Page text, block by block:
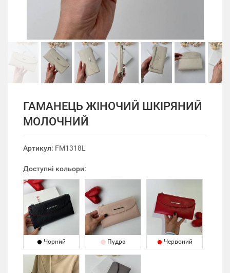
ГАМАНЕЦЬ ЖІНОЧИЙ ШКІРЯНИЙ
МОЛОЧНИЙ
Артикул: FM1318L
Доступні кольори:
Чорний Пудра Червоний